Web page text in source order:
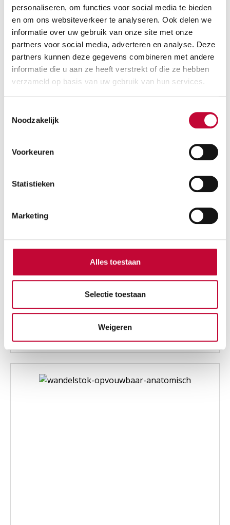
personaliseren, om functies voor social media te bieden
en om ons websiteverkeer te analyseren. Ook delen we
informatie over uw gebruik van onze site met onze
partners voor social media, adverteren en analyse. Deze
partners kunnen deze gegevens combineren met andere
informatie die u aan ze heeft verstrekt of die ze hebben
verzameld op basis van uw gebruik van hun services.
Noodzakelijk
Voorkeuren
Statistieken
Marketing
Alles toestaan
Selectie toestaan
Weigeren
Wandelstok anatomisch comfortgrip
€12,95
Past op alle stokken